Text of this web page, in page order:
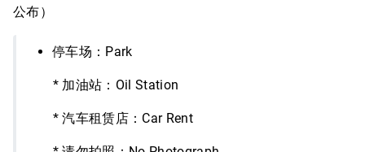
公布）
停车场：Park
* 加油站：Oil Station
* 汽车租赁店：Car Rent